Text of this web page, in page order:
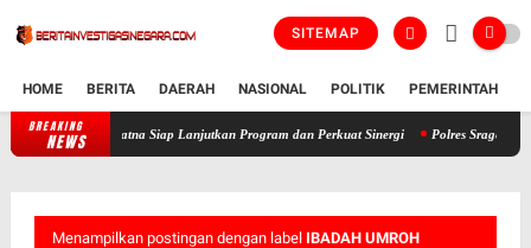
SITEMAP
HOME BERITA DAERAH NASIONAL POLITIK PEMERINTAH
BREAKING
NEWS
AKBP Ratna Siap Lanjutkan Program dan Perkuat Sinergi Polres Sragen Bongkar
Menampilkan postingan dengan label IBADAH UMROH